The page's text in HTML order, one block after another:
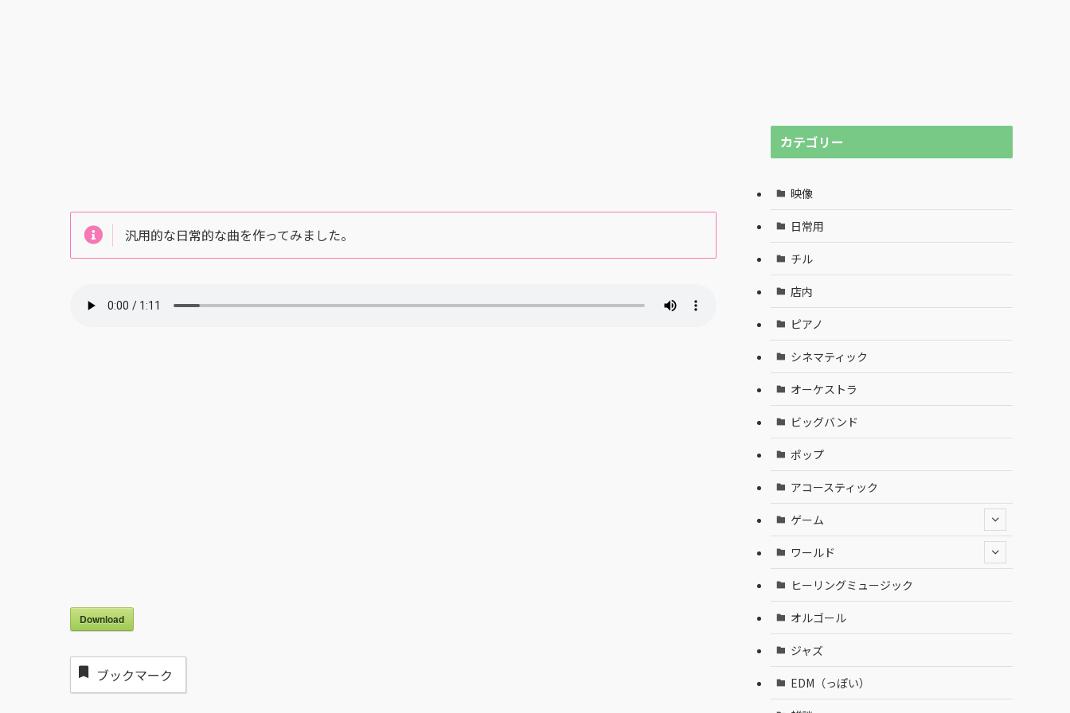
汎用的な日常的な曲を作ってみました。
Download
ブックマーク
カテゴリー
映像
日常用
チル
店内
ピアノ
シネマティック
オーケストラ
ビッグバンド
ポップ
アコースティック
ゲーム
ワールド
ヒーリングミュージック
オルゴール
ジャズ
EDM（っぽい）